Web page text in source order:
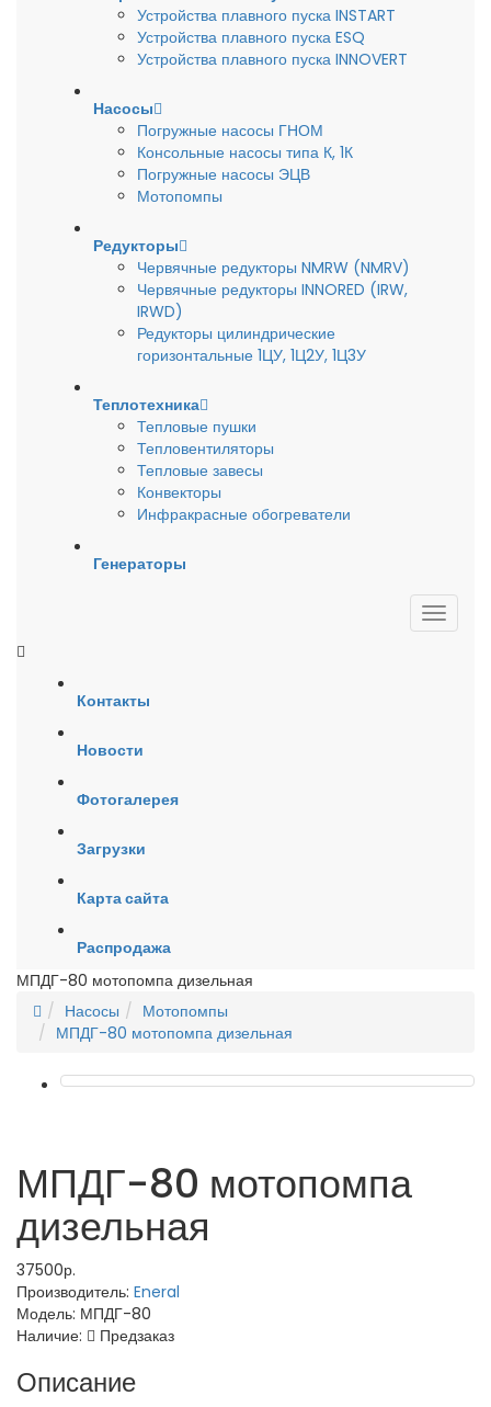
Устройства плавного пуска INSTART
Устройства плавного пуска ESQ
Устройства плавного пуска INNOVERT
Насосы
Погружные насосы ГНОМ
Консольные насосы типа К, 1К
Погружные насосы ЭЦВ
Мотопомпы
Редукторы
Червячные редукторы NMRW (NMRV)
Червячные редукторы INNORED (IRW,
IRWD)
Редукторы цилиндрические
горизонтальные 1ЦУ, 1Ц2У, 1Ц3У
Теплотехника
Тепловые пушки
Тепловентиляторы
Тепловые завесы
Конвекторы
Инфракрасные обогреватели
Генераторы
Контакты
Новости
Фотогалерея
Загрузки
Карта сайта
Распродажа
МПДГ-80 мотопомпа дизельная
Насосы
Мотопомпы
МПДГ-80 мотопомпа дизельная
МПДГ-80 мотопомпа
дизельная
37500р.
Производитель: Eneral
Модель: МПДГ-80
Наличие:
Предзаказ
Описание